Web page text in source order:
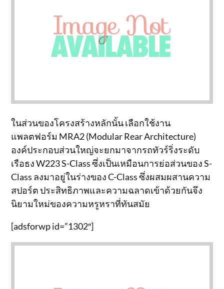
ในส่วนของโครงสร้างหลักนั้น เลือกใช้งาน
แพลตฟอร์ม MRA2 (Modular Rear Architecture)
องค์ประกอบส่วนใหญ่จะยกมาจากรถทัวร์ริ่งระดับ
เรือธง W223 S-Class ซึ่งเป็นเหมือนการย่อส่วนของ S-
Class ลงมาอยู่ในร่างของ C-Class ซึ่งผสมผสานความ
สปอร์ต ประสิทธิภาพและความฉลาดเข้าด้วยกันจึง
นิยามใหม่ของความหรูหราที่ทันสมัย
[adsforwp id=”1302″]